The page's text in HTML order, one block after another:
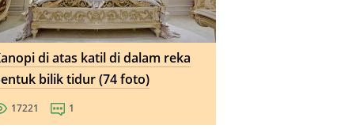
di atas katil di dalam reka
bilik tidur (74 foto)
17221 1